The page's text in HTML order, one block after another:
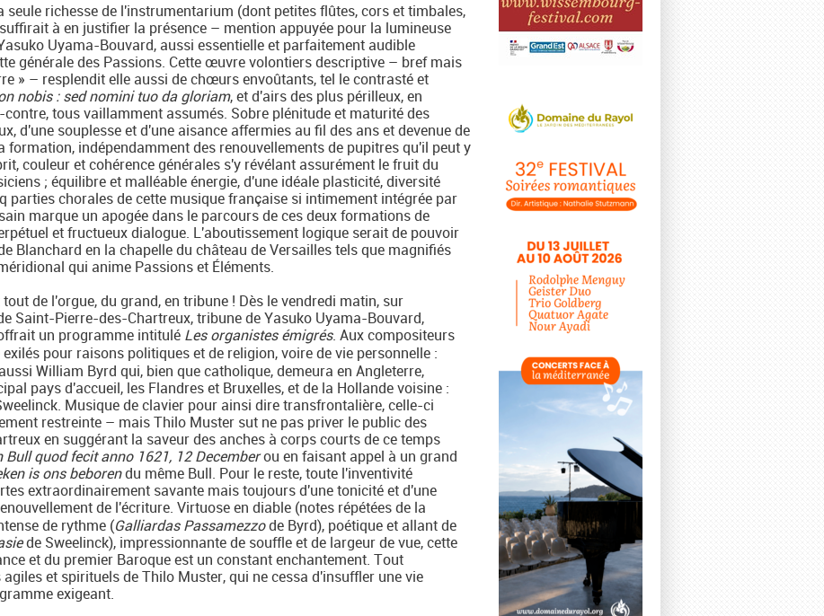
seule richesse de l'instrumentarium (dont petites flûtes, cors et timbales,
à en justifier la présence – mention appuyée pour la lumineuse
Uyama-Bouvard, aussi essentielle et parfaitement audible
générale des Passions. Cette œuvre volontiers descriptive – bref mais
» – resplendit elle aussi de chœurs envoûtants, tel le contrasté et
nobis : sed nomini tuo da gloriam, et d'airs des plus périlleux, en
tous vaillamment assumés. Sobre plénitude et maturité des
d'une souplesse et d'une aisance affermies au fil des ans et devenue de
formation, indépendamment des renouvellements de pupitres qu'il peut y
couleur et cohérence générales s'y révélant assurément le fruit du
; équilibre et malléable énergie, d'une idéale plasticité, diversité
parties chorales de cette musique française si intimement intégrée par
marque un apogée dans le parcours de ces deux formations de
et fructueux dialogue. L'aboutissement logique serait de pouvoir
Blanchard en la chapelle du château de Versailles tels que magnifiés
qui anime Passions et Éléments.
de l'orgue, du grand, en tribune ! Dès le vendredi matin, sur
Saint-Pierre-des-Chartreux, tribune de Yasuko Uyama-Bouvard,
un programme intitulé Les organistes émigrés. Aux compositeurs
exilés pour raisons politiques et de religion, voire de vie personnelle :
William Byrd qui, bien que catholique, demeura en Angleterre,
pays d'accueil, les Flandres et Bruxelles, et de la Hollande voisine :
Musique de clavier pour ainsi dire transfrontalière, celle-ci
restreinte – mais Thilo Muster sut ne pas priver le public des
en suggérant la saveur des anches à corps courts de ce temps
quod fecit anno 1621, 12 Decemberou en faisant appel à un grand
is ons beborendu même Bull. Pour le reste, toute l'inventivité
extraordinairement savante mais toujours d'une tonicité et d'une
de l'écriture. Virtuose en diable (notes répétées de la
de rythme (Galliardas Passamezzode Byrd), poétique et allant de
de Sweelinck), impressionnante de souffle et de largeur de vue, cette
et du premier Baroque est un constant enchantement. Tout
et spirituels de Thilo Muster, qui ne cessa d'insuffler une vie
exigeant.